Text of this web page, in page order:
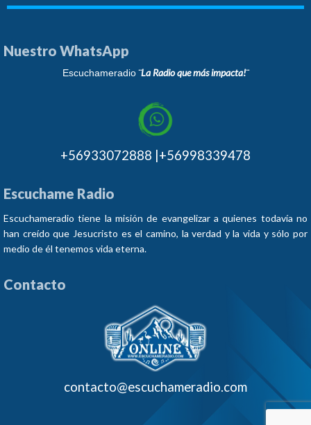
Nuestro WhatsApp
Escuchameradio¨La Radio que más impacta!¨
+56933072888 |+56998339478
Escuchame Radio
Escuchameradio tiene la misión de evangelizar a quienes todavía no
han creído que Jesucristo es el camino, la verdad y la vida y sólo por
medio de él tenemos vida eterna.
Contacto
contacto@escuchameradio.com